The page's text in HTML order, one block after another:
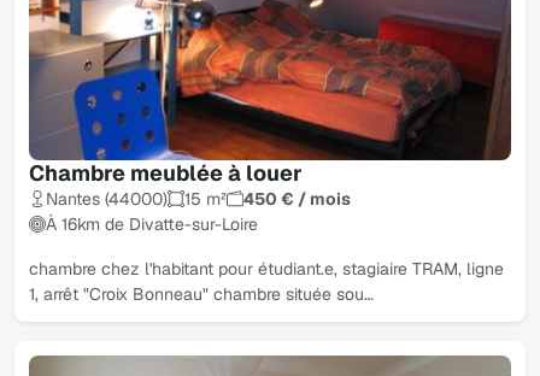
Chambre meublée à louer
Nantes (44000) 15 m²
450 € / mois
À 16km de Divatte-sur-Loire
chambre chez l'habitant pour étudiant.e, stagiaire TRAM, ligne
1, arrêt "Croix Bonneau" chambre située sou…